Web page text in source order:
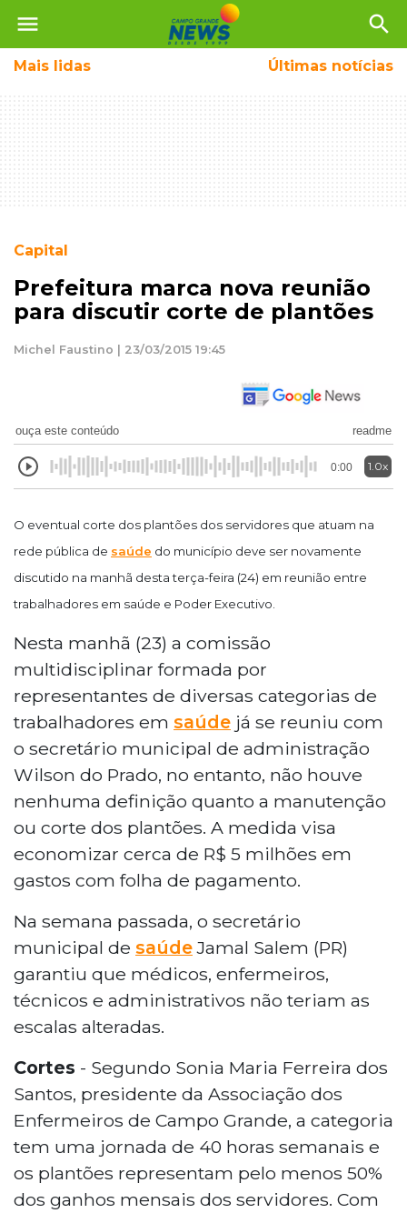
menu search
Mais lidas Últimas notícias
Capital
Prefeitura marca nova reunião
para discutir corte de plantões
Michel Faustino | 23/03/2015 19:45
ouça este conteúdo readme
0:00 1.0x
O eventual corte dos plantões dos servidores que atuam na
rede pública de saúde do município deve ser novamente
discutido na manhã desta terça-feira (24) em reunião entre
trabalhadores em saúde e Poder Executivo.
Nesta manhã (23) a comissão
multidisciplinar formada por
representantes de diversas categorias de
trabalhadores em saúde já se reuniu com
o secretário municipal de administração
Wilson do Prado, no entanto, não houve
nenhuma definição quanto a manutenção
ou corte dos plantões. A medida visa
economizar cerca de R$ 5 milhões em
gastos com folha de pagamento.
Na semana passada, o secretário
municipal de saúdeJamal Salem (PR)
garantiu que médicos, enfermeiros,
técnicos e administrativos não teriam as
escalas alteradas.
Cortes - Segundo Sonia Maria Ferreira dos
Santos, presidente da Associação dos
Enfermeiros de Campo Grande, a categoria
tem uma jornada de 40 horas semanais e
os plantões representam pelo menos 50%
dos ganhos mensais dos servidores. Com